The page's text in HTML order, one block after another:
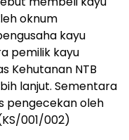
oknum
kayu
pemilik kayu
Kehutanan NTB
lanjut. Sementara
pengecekan oleh
001/002)